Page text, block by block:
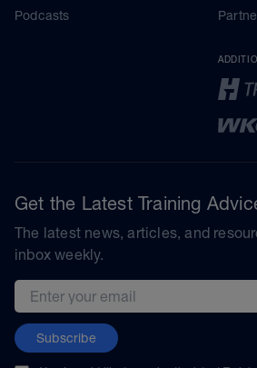
Podcasts
Get the Latest Training
The latest news, articles, and
inbox weekly.
Email address
Subscribe